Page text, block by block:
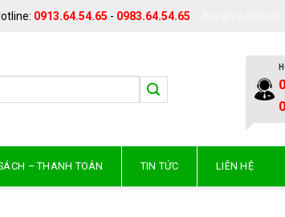
0913.64.54.65 - 0983.64.54.65
– THANH TOÁN TIN TỨC LIÊN HỆ